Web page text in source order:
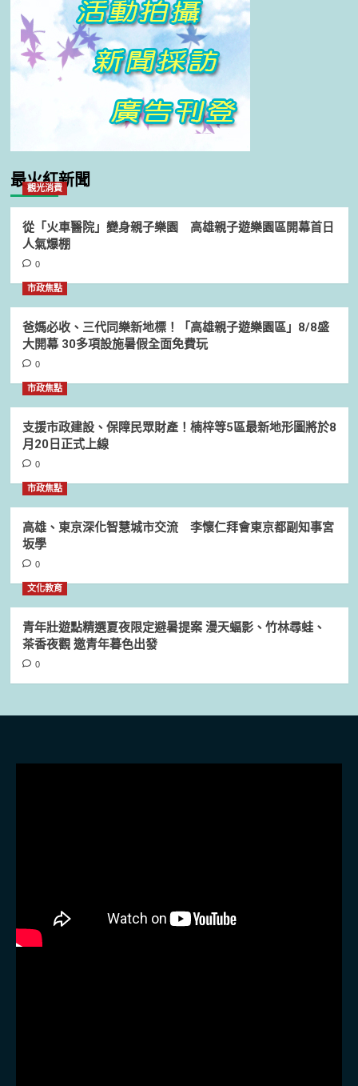
最火紅新聞
觀光消費
從「火車醫院」變身親子樂園 高雄親子遊樂園區開幕首日
人氣爆棚
0
市政焦點
爸媽必收、三代同樂新地標！「高雄親子遊樂園區」8/8盛
大開幕 30多項設施暑假全面免費玩
0
市政焦點
支援市政建設、保障民眾財產！楠梓等5區最新地形圖將於8
月20日正式上線
0
市政焦點
高雄、東京深化智慧城市交流 李懷仁拜會東京都副知事宮
坂學
0
文化教育
青年壯遊點精選夏夜限定避暑提案 漫天蝠影、竹林尋蛙、
茶香夜觀 邀青年暮色出發
0